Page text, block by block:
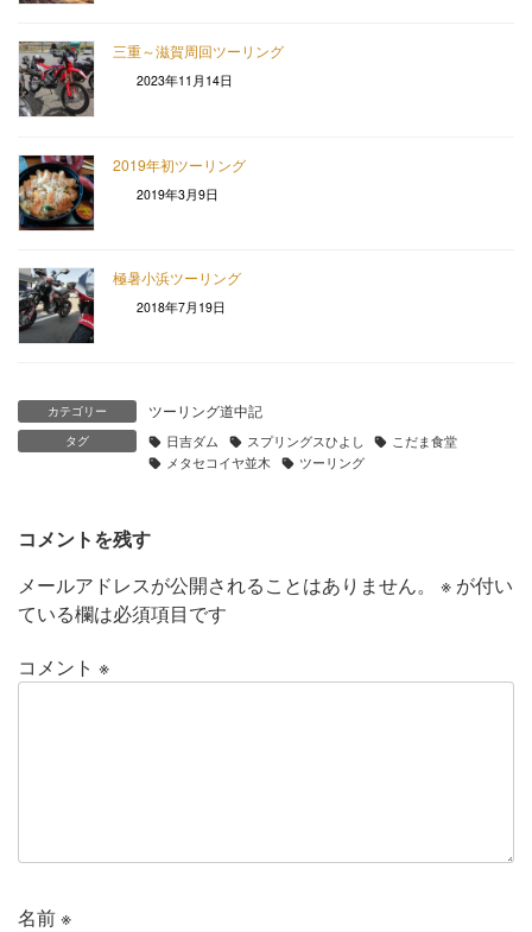
三重～滋賀周回ツーリング
2023年11月14日
2019年初ツーリング
2019年3月9日
極暑小浜ツーリング
2018年7月19日
カテゴリー ツーリング道中記
タグ 日吉ダム スプリングスひよし
こだま食堂
メタセコイヤ並木
ツーリング
コメントを残す
メールアドレスが公開されることはありません。
※ が付い
ている欄は必須項目です
コメント ※
名前※